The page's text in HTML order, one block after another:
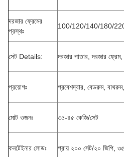
দরজার ফ্রেমের
প্রস্থঃ
100/120/140/180/
সেট Details: দরজার পাতার, দরজার
প্রয়োগঃ প্রবেশদ্বার, বেডরুম,
মোট ওজনঃ ৩৫-৪৫ কেজি/সেট
কনটেইনার লোডঃ প্রায় ২০০ সেট/২০ জিপি,